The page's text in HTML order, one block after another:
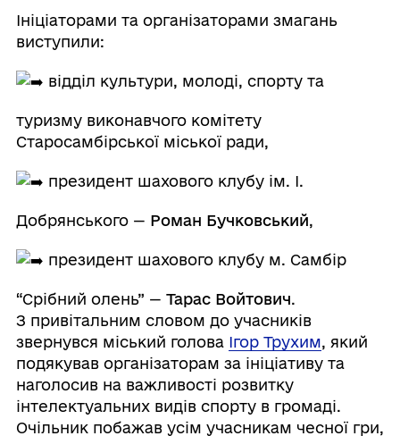
Ініціаторами та організаторами змагань
виступили:
відділ культури, молоді, спорту та
туризму виконавчого комітету
Старосамбірської міської ради,
президент шахового клубу ім. І.
Добрянського — Роман Бучковський,
президент шахового клубу м. Самбір
“Срібний олень” — Тарас Войтович.
З привітальним словом до учасників
звернувся міський голова Ігор Трухим, який
подякував організаторам за ініціативу та
наголосив на важливості розвитку
інтелектуальних видів спорту в громаді.
Очільник побажав усім учасникам чесної гри,